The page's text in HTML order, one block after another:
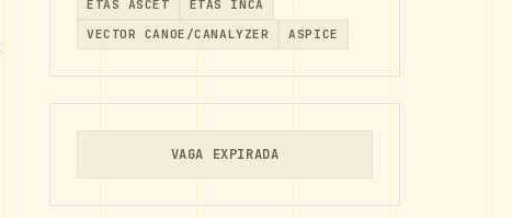
ETAS ASCET
ETAS INCA
VECTOR CANOE/CANALYZER
ASPICE
VAGA EXPIRADA